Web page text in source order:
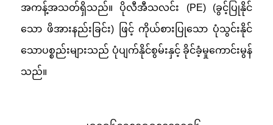
အကန့်အသတ်ရှိသည်။ ပိုလီအီသလင်း (PE) (ခွင့်ပြုနိုင်
သော ဖိအားနည်းခြင်း) ဖြင့် ကိုယ်စားပြုသော ပုံသွင်းနိုင်
သောပစ္စည်းများသည် ပုံပျက်နိုင်စွမ်းနှင့် ခိုင်ခံ့မှုကောင်းမွန်
သည်။